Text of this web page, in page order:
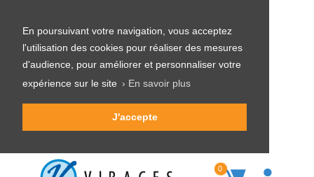
En poursuivant votre navigation, vous acceptez
l'utilisation des cookies pour réaliser des mesures
d'audience, pour améliorer et personnaliser votre
expérience sur le site › En savoir plus
J'accepte
0